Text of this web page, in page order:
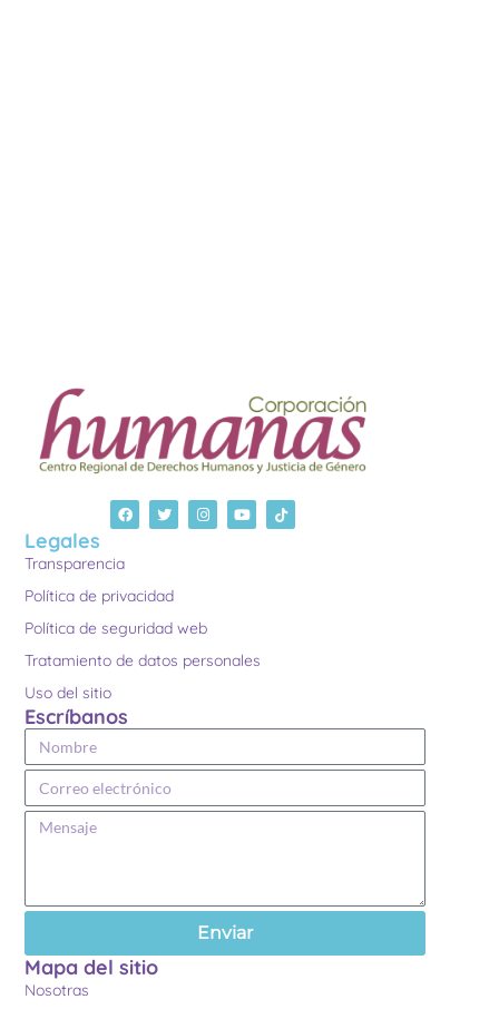
Legales
Transparencia
Política de privacidad
Política de seguridad web
Tratamiento de datos personales
Uso del sitio
Escríbanos
Enviar
Mapa del sitio
Nosotras